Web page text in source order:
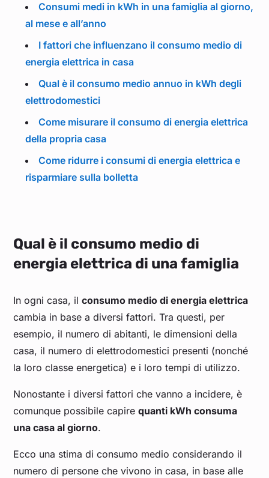
Consumi medi in kWh in una famiglia al giorno,
al mese e all’anno
I fattori che influenzano il consumo medio di
energia elettrica in casa
Qual è il consumo medio annuo in kWh degli
elettrodomestici
Come misurare il consumo di energia elettrica
della propria casa
Come ridurre i consumi di energia elettrica e
risparmiare sulla bolletta
Qual è il consumo medio di
energia elettrica di una famiglia
In ogni casa, ilconsumo medio di energia elettrica
cambia in base a diversi fattori. Tra questi, per
esempio, il numero di abitanti, le dimensioni della
casa, il numero di elettrodomestici presenti (nonché
la loro classe energetica) e i loro tempi di utilizzo.
Nonostante i diversi fattori che vanno a incidere, è
comunque possibile capirequanti kWh consuma
una casa al giorno.
Ecco una stima di consumo medio considerando il
numero di persone che vivono in casa, in base alle